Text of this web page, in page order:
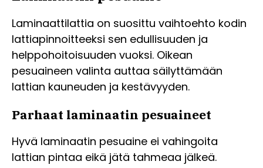
Laminaattilattia on suosittu vaihtoehto kodin
lattiapinnoitteeksi sen edullisuuden ja
helppohoitoisuuden vuoksi. Oikean
pesuaineen valinta auttaa säilyttämään
lattian kauneuden ja kestävyyden.
Parhaat laminaatin pesuaineet
Hyvä laminaatin pesuaine ei vahingoita
lattian pintaa eikä jätä tahmeaa jälkeä.